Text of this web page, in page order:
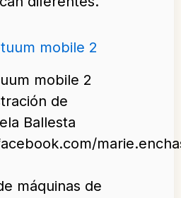
mobile 2
de
Ballesta
máquinas de